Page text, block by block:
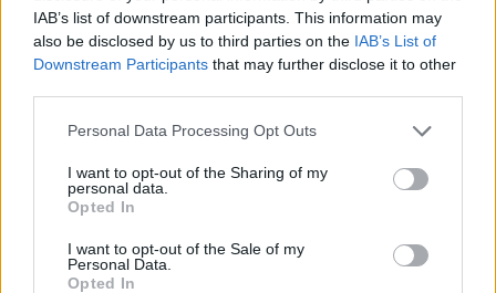
IAB’s list of downstream participants. This information may
also be disclosed by us to third parties on the IAB’s List of
Downstream Participants that may further disclose it to other
Please note that this website/app uses one or more Google
not limited to your visit or usage behaviour. You may click to
grant or deny consent to Google and its third-party tags to
use your data for below specified purposes in below Google
consent section.
Personal Data Processing Opt Outs
I want to opt-out of the Sharing of my
personal data.
Opted In
I want to opt-out of the Sale of my
Personal Data.
Opted In
Ciekawostki
przypadek— Czy kolejność przypadków ma jakieś
przytomny
— Jak przytomny z zaimkami chadzał, czyli o
— Jak to się można pomylić
Mogą Cię zainteresować również hasła